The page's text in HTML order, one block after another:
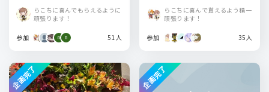
らこちに喜んでもらえるように
頑張ります！
参加 51人
(TOKYO)
らこちに喜んで貰えるよう精一
頑張ります！
参加 35人
企画完了 企画完了